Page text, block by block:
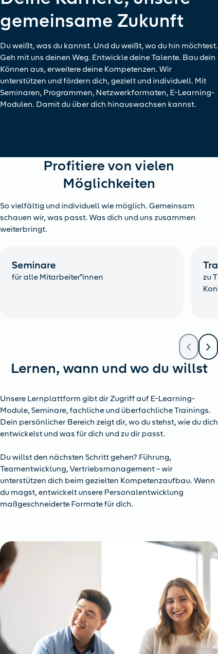
gemeinsame Zukunft
Du weißt, was du kannst. Und du weißt, wo du hin möchtest.
Geh mit uns deinen Weg. Entwickle deine Talente. Bau dein
Können aus, erweitere deine Kompetenzen. Wir
unterstützen und fördern dich, gezielt und individuell. Mit
Seminaren, Programmen, Netzwerkformaten, E-Learning-
Modulen. Damit du über dich hinauswachsen kannst.
Profitiere von vielen
Möglichkeiten
So vielfältig und individuell wie möglich. Gemeinsam
schauen wir, was passt. Was dich und uns zusammen
weiterbringt.
Seminare
für alle Mitarbeiter*innen
zu
Lernen, wann und wo du willst
Unsere Lernplattform gibt dir Zugriff auf E-Learning-
Module, Seminare, fachliche und überfachliche Trainings.
Dein persönlicher Bereich zeigt dir, wo du stehst, wie du dich
entwickelst und was für dich und zu dir passt.
Du willst den nächsten Schritt gehen? Führung,
Teamentwicklung, Vertriebsmanagement – wir
unterstützen dich beim gezielten Kompetenzaufbau. Wenn
du magst, entwickelt unsere Personalentwicklung
maßgeschneiderte Formate für dich.